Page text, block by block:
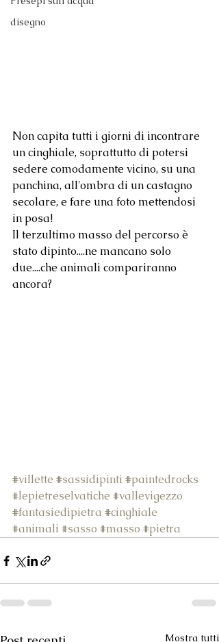
disegno
Non capita tutti i giorni di incontrare
un cinghiale, soprattutto di potersi
sedere comodamente vicino, su una
panchina, all'ombra di un castagno
secolare, e fare una foto mettendosi
in posa!
Il terzultimo masso del percorso è
stato dipinto....ne mancano solo
due....che animali compariranno
ancora?
#villette #sassidipinti #paintedrocks
#lepietreselvatiche #vallevigezzo
#fantasiedipietra #cinghiale
#animali #sasso #masso #pietra
Mostra tutti